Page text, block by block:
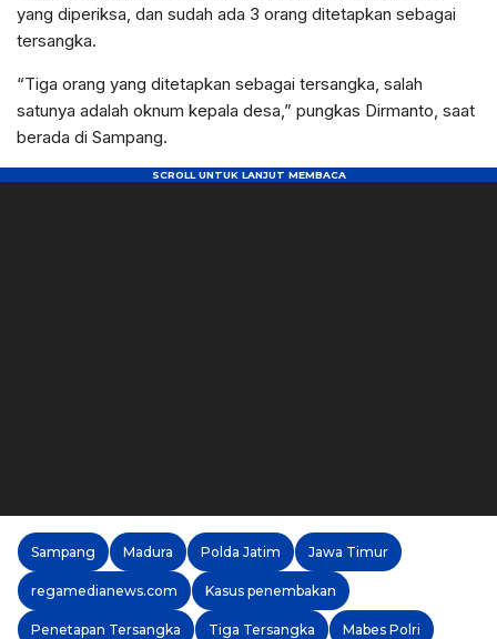
yang diperiksa, dan sudah ada 3 orang ditetapkan sebagai
tersangka.
“Tiga orang yang ditetapkan sebagai tersangka, salah
satunya adalah oknum kepala desa,” pungkas Dirmanto, saat
berada di Sampang.
Sampang Madura Polda Jatim Jawa Timur
regamedianews.com Kasus penembakan
Penetapan Tersangka Tiga Tersangka Mabes Polri